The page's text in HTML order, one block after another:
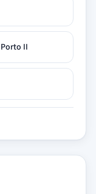
II